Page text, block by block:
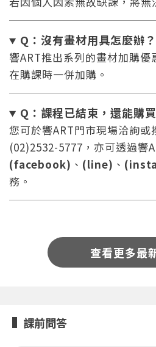
或 或
您將收到一封Email，請依照
入。
系統偵測到您的帳號重
點擊下方「確定」將前一位使
Q：沒有畫材用具怎麼辦？
響ART推出系列的畫材加購
在購課時一併加購。
Q：課程已結束，還能購
您可於響ART門市現場洽詢或
(02)2532-5777，亦可透過響
(facebook) 、 (line) 、
務。
查看更多最
課前問答